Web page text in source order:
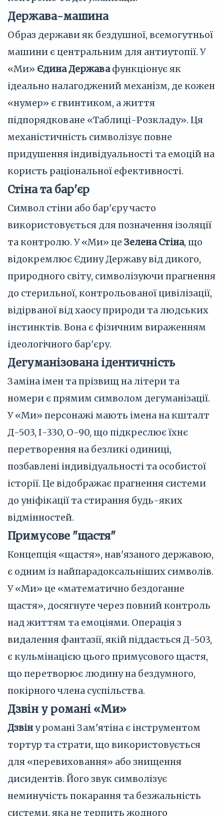
Держава-машина
Образ держави як бездушної, всемогутньої
машини є центральним для антиутопії. У
«Ми» Єдина Державафункціонує як
ідеально налагоджений механізм, де кожен
«нумер» є гвинтиком, а життя
підпорядковане «Таблиці-Розкладу». Ця
механістичність символізує повне
придушення індивідуальності та емоцій на
користь раціональної ефективності.
Стіна та бар'єр
Символ стіни або бар'єру часто
використовується для позначення ізоляції
та контролю. У «Ми» це Зелена Стіна, що
відокремлює Єдину Державу від дикого,
природного світу, символізуючи прагнення
до стерильної, контрольованої цивілізації,
відірваної від хаосу природи та людських
інстинктів. Вона є фізичним вираженням
ідеологічного бар'єру.
Дегуманізована ідентичність
Заміна імен та прізвищ на літери та
номери є прямим символом дегуманізації.
У «Ми» персонажі мають імена на кшталт
Д-503, І-330, О-90, що підкреслює їхнє
перетворення на безликі одиниці,
позбавлені індивідуальності та особистої
історії. Це відображає прагнення системи
до уніфікації та стирання будь-яких
відмінностей.
Примусове "щастя"
Концепція «щастя», нав'язаного державою,
є одним із найпарадоксальніших символів.
У «Ми» це «математично бездоганне
щастя», досягнуте через повний контроль
над життям та емоціями. Операція з
видалення фантазії, якій піддається Д-503,
є кульмінацією цього примусового щастя,
що перетворює людину на бездумного,
покірного члена суспільства.
Дзвін у романі «Ми»
Дзвіну романі Зам'ятіна є інструментом
тортур та страти, що використовується
для «перевиховання» або знищення
дисидентів. Його звук символізує
неминучість покарання та безжальність
системи, яка не терпить жодного